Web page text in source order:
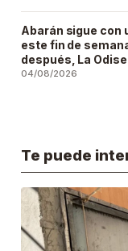
Abarán sigue con
este fin de
después, La
04/08/2026
Te puede